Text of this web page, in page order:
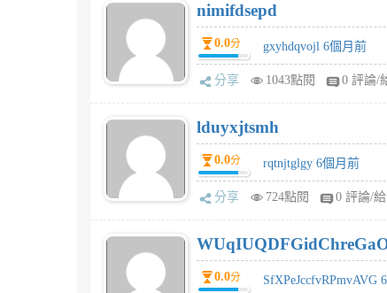
nimifdsepd
0.0分 gxyhdqvojl 6個月前
分享 1043點閱 0 評論/
lduyxjtsmh
0.0分 rqtnjtglgy 6個月前
分享 724點閱 0 評論/
0.0分 SfXPeJccfvRPmvAVG